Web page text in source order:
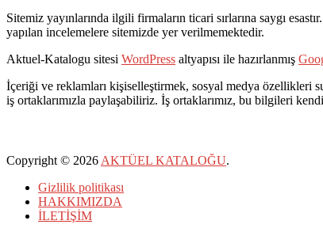
Sitemiz yayınlarında ilgili firmaların ticari sırlarına saygı
yapılan incelemelere sitemizde yer verilmemektedir.
Aktuel-Katalogu sitesi WordPress altyapısı ile hazırlanmış
İçeriği ve reklamları kişiselleştirmek, sosyal medya özellikleri
iş ortaklarımızla paylaşabiliriz. İş ortaklarımız, bu bilgileri
Copyright © 2026AKTÜEL KATALOĞU.
Gizlilik politikası
HAKKIMIZDA
İLETİŞİM